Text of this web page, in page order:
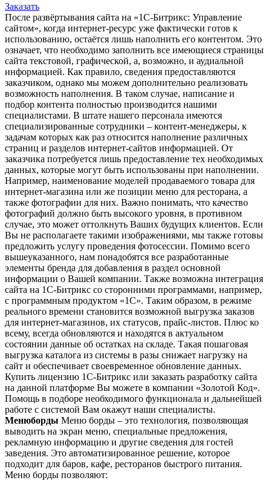
Заказать
После развёртывания сайта на «1С-Битрикс: Управление
сайтом», когда интернет-ресурс уже фактически готов к
использованию, остаётся лишь наполнить его контентом. Это
означает, что необходимо заполнить все имеющиеся страницы
сайта текстовой, графической, а, возможно, и аудиальной
информацией. Как правило, сведения предоставляются
заказчиком, однако мы можем дополнительно реализовать
возможность наполнения. В таком случае, написание и
подбор контента полностью производится нашими
специалистами. В штате нашего персонала имеются
специализированные сотрудники – контент-менеджеры, к
задачам которых как раз относится наполнение различных
страниц и разделов интернет-сайтов информацией. От
заказчика потребуется лишь предоставление тех необходимых
данных, которые могут быть использованы при наполнении.
Например, наименование моделей продаваемого товара для
интернет-магазина или же позиции меню для ресторана, а
также фотографии для них. Важно понимать, что качество
фотографий должно быть высокого уровня, в противном
случае, это может оттолкнуть Ваших будущих клиентов. Если
Вы не располагаете такими изображениями, мы также готовы
предложить услугу проведения фотосессии. Помимо всего
вышеуказанного, нам понадобятся все разработанные
элементы бренда для добавления в раздел основной
информации о Вашей компании. Также возможна интеграция
сайта на 1С-Битрикс со сторонними программами, например,
с программным продуктом «1С». Таким образом, в режиме
реального времени становится возможной выгрузка заказов
для интернет-магазинов, их статусов, прайс-листов. Плюс ко
всему, всегда обновляются и находятся в актуальном
состоянии данные об остатках на складе. Такая пошаговая
выгрузка каталога из системы в разы снижает нагрузку на
сайт и обеспечивает своевременное обновление данных.
Купить лицензию 1С-Битрикс или заказать разработку сайта
на данной платформе Вы можете в компании «Золотой Код».
Помощь в подборе необходимого функционала и дальнейшей
работе с системой Вам окажут наши специалисты.
Менюборды Меню борды – это технология, позволяющая
выводить на экран меню, специальные предложения,
рекламную информацию и другие сведения для гостей
заведения. Это автоматизированное решение, которое
подходит для баров, кафе, ресторанов быстрого питания.
Меню борды позволяют: